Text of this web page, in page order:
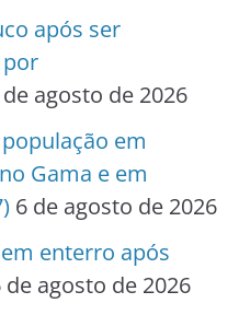
após ser
agosto de 2026
em
Gama e em
6 de agosto de 2026
enterro após
de agosto de 2026